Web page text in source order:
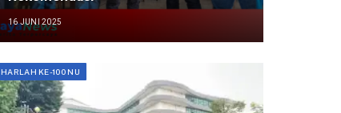
16 JUNI 2025
HARLAH KE-100 NU